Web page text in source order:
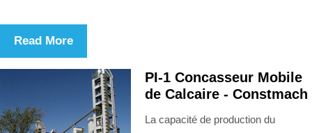
Read More
PI-1 Concasseur Mobile
de Calcaire - Constmach
La capacité de production du